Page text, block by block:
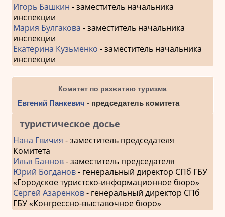
Игорь Башкин - заместитель начальника
инспекции
Мария Булгакова - заместитель начальника
инспекции
Екатерина Кузьменко - заместитель начальника
инспекции
Комитет по развитию туризма
Евгений Панкевич - председатель комитета
туристическое досье
Нана Гвичия - заместитель председателя
Комитета
Илья Баннов- заместитель председателя
Юрий Богданов- генеральный директор СПб ГБУ
«Городское туристско-информационное бюро»
Сергей Азаренков- генеральный директор СПб
ГБУ «Конгрессно-выставочное бюро»